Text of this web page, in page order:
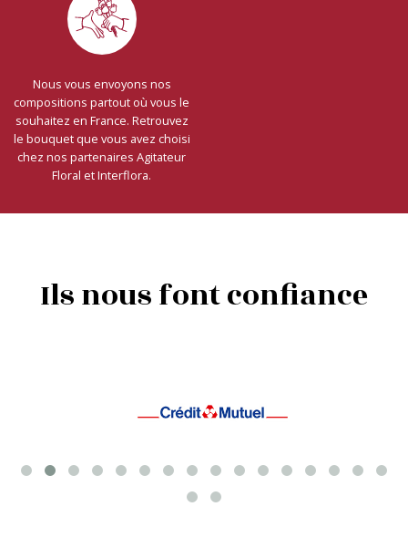
Nous vous envoyons nos
compositions partout où vous le
souhaitez en France. Retrouvez
le bouquet que vous avez choisi
chez nos partenaires Agitateur
Floral et Interflora.
Ils nous font confiance